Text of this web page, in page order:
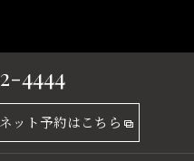
4444
ネット予約はこちら